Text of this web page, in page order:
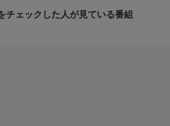
チェックした人が見ている番組